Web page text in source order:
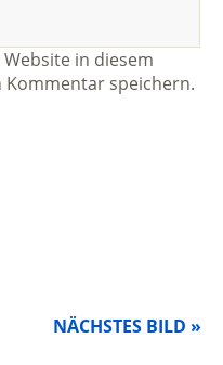
in diesem
speichern.
NÄCHSTES BILD »